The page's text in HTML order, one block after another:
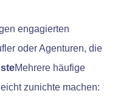
engagierten
oder Agenturen, die
Mehrere häufige
zunichte machen: